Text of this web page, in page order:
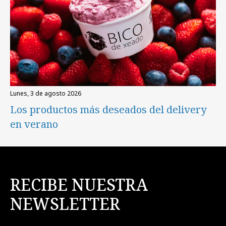
lunes, 3 de agosto 2026
Los productos más deseados del delivery
en verano
RECIBE NUESTRA
NEWSLETTER